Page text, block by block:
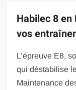
Habilec 8
vos
L’épreuve E8,
qui déstabilise
Maintenance